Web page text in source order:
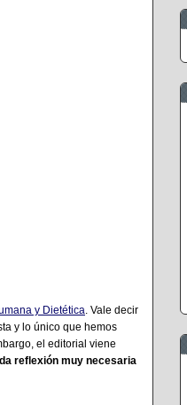
y Dietética. Vale decir
y lo único que hemos
el editorial viene
reflexión muy necesaria